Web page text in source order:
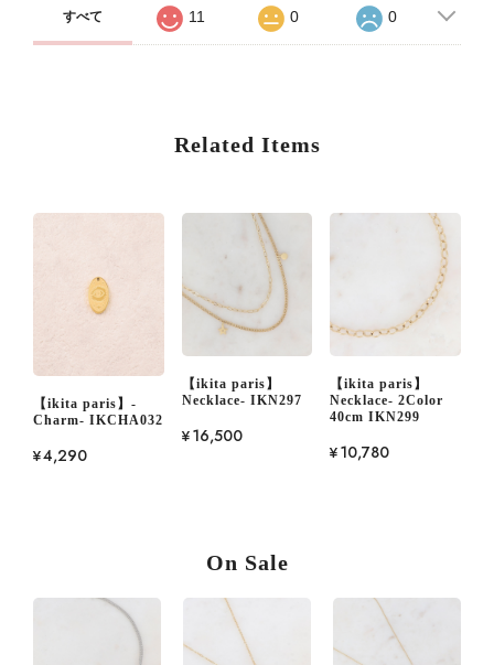
すべて 11 0 0
Related Items
【ikita paris】-
Charm- IKCHA032
¥4,290
【ikita paris】
Necklace- IKN297
¥16,500
【ikita paris】
Necklace- 2Color
40cm IKN299
¥10,780
On Sale